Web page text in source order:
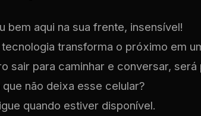
bem aqui na sua frente, insensível!
tecnologia transforma o próximo em
sair para caminhar e conversar, será
que não deixa esse celular?
quando estiver disponível.